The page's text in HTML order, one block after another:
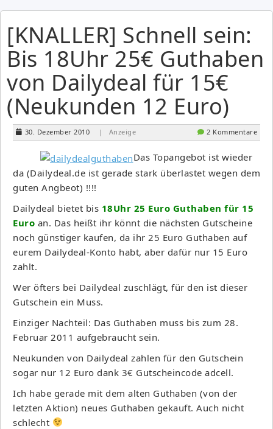
[KNALLER] Schnell sein:
Bis 18Uhr 25€ Guthaben
von Dailydeal für 15€
(Neukunden 12 Euro)
30. Dezember 2010 | Anzeige 2 Kommentare
Das Topangebot ist wieder
da (Dailydeal.de ist gerade stark überlastet wegen dem
guten Angbeot) !!!!
Dailydeal bietet bis 18Uhr 25 Euro Guthaben für 15
Euro an. Das heißt ihr könnt die nächsten Gutscheine
noch günstiger kaufen, da ihr 25 Euro Guthaben auf
eurem Dailydeal-Konto habt, aber dafür nur 15 Euro
zahlt.
Wer öfters bei Dailydeal zuschlägt, für den ist dieser
Gutschein ein Muss.
Einziger Nachteil: Das Guthaben muss bis zum 28.
Februar 2011 aufgebraucht sein.
Neukunden von Dailydeal zahlen für den Gutschein
sogar nur 12 Euro dank 3€ Gutscheincode adcell.
Ich habe gerade mit dem alten Guthaben (von der
letzten Aktion) neues Guthaben gekauft. Auch nicht
schlecht